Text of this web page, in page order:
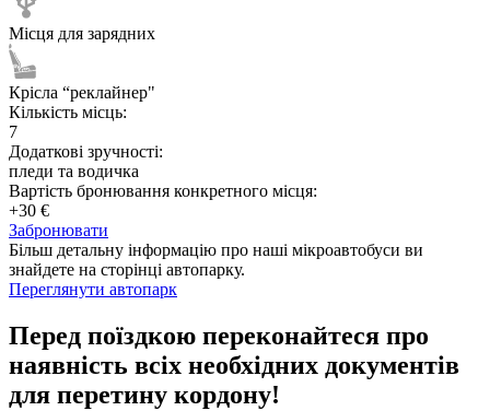
Місця для зарядних
Крісла “реклайнер"
Кількість місць:
7
Додаткові зручності:
пледи та водичка
Вартість бронювання конкретного місця:
+30 €
Забронювати
Більш детальну інформацію про наші мікроавтобуси ви
знайдете на сторінці автопарку.
Переглянути автопарк
Перед поїздкою переконайтеся про
наявність всіх необхідних документів
для перетину кордону!